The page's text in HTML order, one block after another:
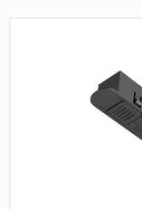
Розетки и освещение